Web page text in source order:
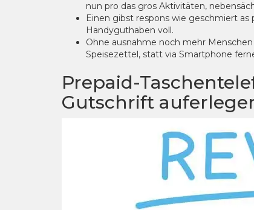
nun pro das gros Aktivitäten,
Einen gibst respons wie geschmiert
Handyguthaben voll.
Ohne ausnahme noch mehr
Speisezettel, statt via Smartphone
Prepaid-
Gutschrift